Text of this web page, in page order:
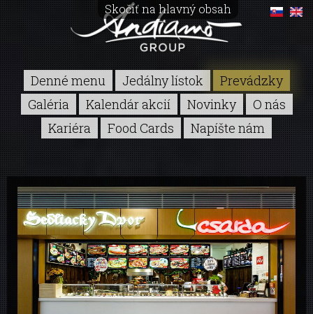
Skočiť na hlavný obsah
Denné menu Jedálny lístok
Prevádzky
Galéria
Kalendár akcií Novinky
O nás
Kariéra
Food Cards Napíšte nám